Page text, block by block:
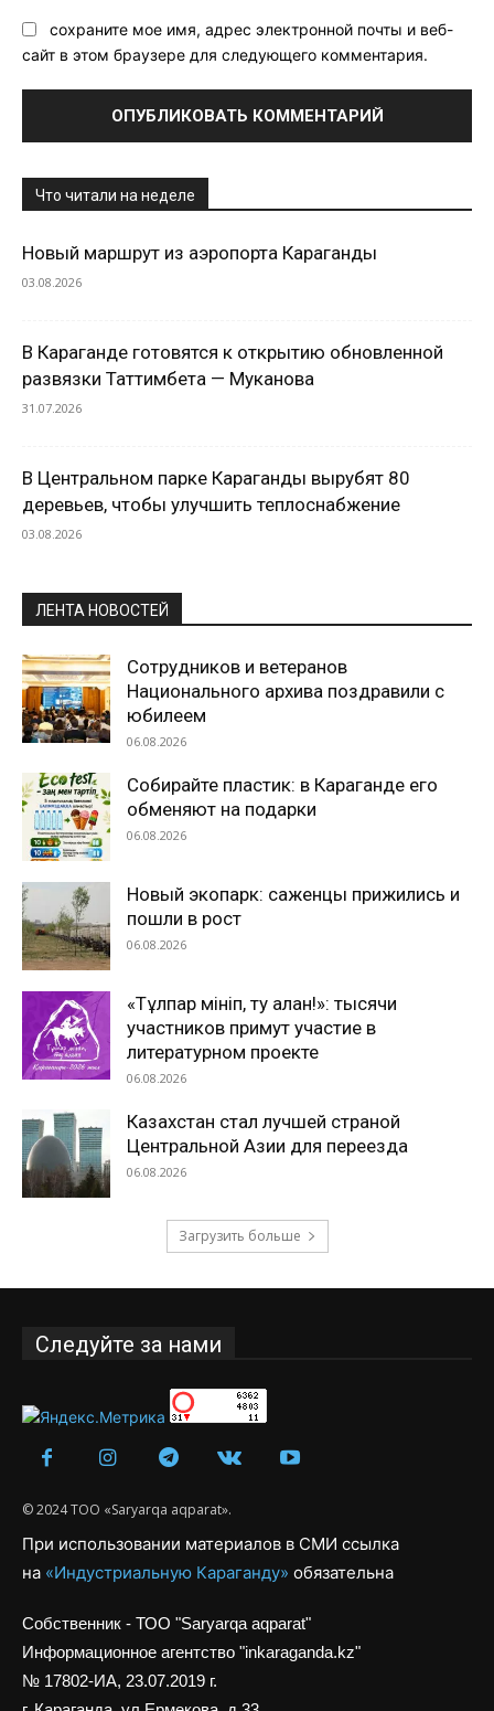
сохраните мое имя, адрес электронной почты и веб-
сайт в этом браузере для следующего комментария.
Что читали на неделе
Новый маршрут из аэропорта Караганды
03.08.2026
В Караганде готовятся к открытию обновленной
развязки Таттимбета — Муканова
31.07.2026
В Центральном парке Караганды вырубят 80
деревьев, чтобы улучшить теплоснабжение
03.08.2026
ЛЕНТА НОВОСТЕЙ
Сотрудников и ветеранов
Национального архива поздравили с
юбилеем
06.08.2026
Собирайте пластик: в Караганде его
обменяют на подарки
06.08.2026
Новый экопарк: саженцы прижились и
пошли в рост
06.08.2026
«Тұлпар мініп, ту алған!»: тысячи
участников примут участие в
литературном проекте
06.08.2026
Казахстан стал лучшей страной
Центральной Азии для переезда
06.08.2026
Загрузить больше
Следуйте за нами
© 2024 ТОО «Saryarqa aqparat».
При использовании материалов в СМИ ссылка
на «Индустриальную Караганду» обязательна
Собственник - ТОО "Saryarqa aqparat"
Информационное агентство "inkaraganda.kz"
№ 17802-ИА, 23.07.2019 г.